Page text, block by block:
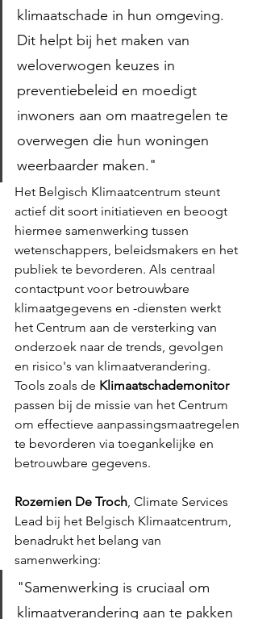
klimaatschade in hun omgeving.
Dit helpt bij het maken van
weloverwogen keuzes in
preventiebeleid en moedigt
inwoners aan om maatregelen te
overwegen die hun woningen
weerbaarder maken."
Het Belgisch Klimaatcentrum steunt
actief dit soort initiatieven en beoogt
hiermee samenwerking tussen
wetenschappers, beleidsmakers en het
publiek te bevorderen. Als centraal
contactpunt voor betrouwbare
klimaatgegevens en -diensten werkt
het Centrum aan de versterking van
onderzoek naar de trends, gevolgen
en risico's van klimaatverandering.
Tools zoals de Klimaatschademonitor
passen bij de missie van het Centrum
om effectieve aanpassingsmaatregelen
te bevorderen via toegankelijke en
betrouwbare gegevens.
Rozemien De Troch, Climate Services
Lead bij het Belgisch Klimaatcentrum,
benadrukt het belang van
samenwerking:
"Samenwerking is cruciaal om
klimaatverandering aan te pakken